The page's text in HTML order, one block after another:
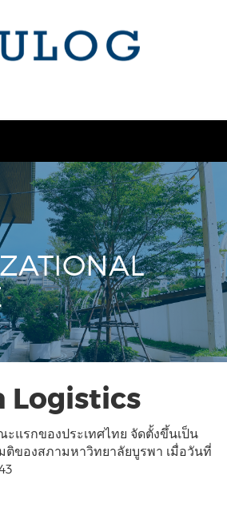
Logistics
แรกของประเทศไทย จัดตั้งขึ้นเป็น
ของสภามหาวิทยาลัยบูรพา เมื่อวันที่